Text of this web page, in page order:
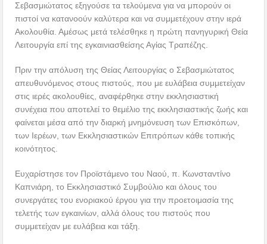
Σεβασμιώτατος εξηγούσε τα τελούμενα για να μπορούν οι
πιστοί να κατανοούν καλύτερα και να συμμετέχουν στην ιερά
Ακολουθία. Αμέσως μετά τελέσθηκε η πρώτη πανηγυρική Θεία
Λειτουργία επί της εγκαινιασθείσης Αγίας Τραπέζης.
Πριν την απόλυση της Θείας Λειτουργίας ο Σεβασμιώτατος
απευθυνόμενος στους πιστούς, που με ευλάβεια συμμετείχαν
στις ιερές ακολουθίες, αναφέρθηκε στην εκκλησιαστική
συνέχεια που αποτελεί το θεμέλιο της εκκλησιαστικής ζωής και
φαίνεται μέσα από την διαρκή μνημόνευση των Επισκόπων,
των Ιερέων, των Εκκλησιαστικών Επιτρόπων κάθε τοπικής
κοινότητος.
Ευχαρίστησε τον Προϊστάμενο του Ναού, π. Κωνσταντίνο
Καπνιάρη, το Εκκλησιαστικό Συμβούλιο και όλους του
συνεργάτες του ενοριακού έργου για την προετοιμασία της
τελετής των εγκαινίων, αλλά όλους του πιστούς που
συμμετείχαν με ευλάβεια και τάξη.